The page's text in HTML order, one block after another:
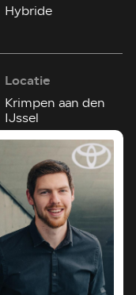
Hybride
Locatie
Krimpen aan den
IJssel